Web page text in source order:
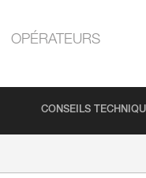
OPÉRATEURS
CONSEILS